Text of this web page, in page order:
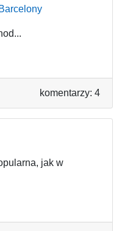
komentarzy: 4
jak w